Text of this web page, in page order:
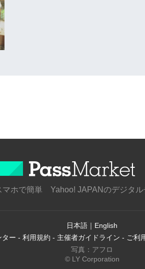
マホで簡単 Yahoo! JAPANのデジタル
日本語 ｜ English
ター - 利用規約 - 主催者ガイドライン - ご利
写真：アフロ
© LY Corporation